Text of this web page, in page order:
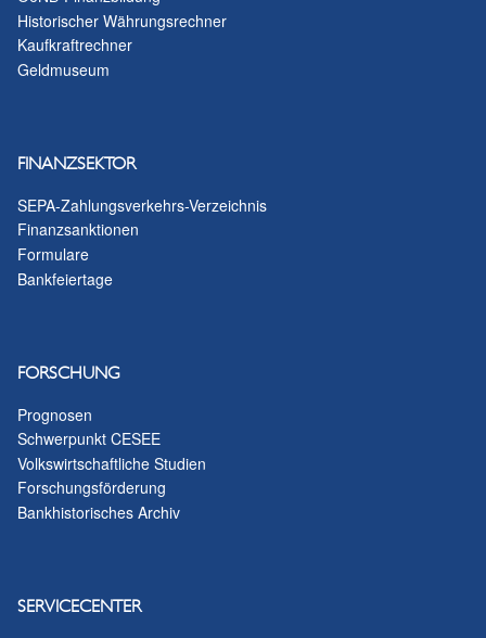
Historischer Währungsrechner
Kaufkraftrechner
Geldmuseum
FINANZSEKTOR
SEPA-Zahlungsverkehrs-Verzeichnis
Finanzsanktionen
Formulare
Bankfeiertage
FORSCHUNG
Prognosen
Schwerpunkt CESEE
Volkswirtschaftliche Studien
Forschungsförderung
Bankhistorisches Archiv
SERVICECENTER